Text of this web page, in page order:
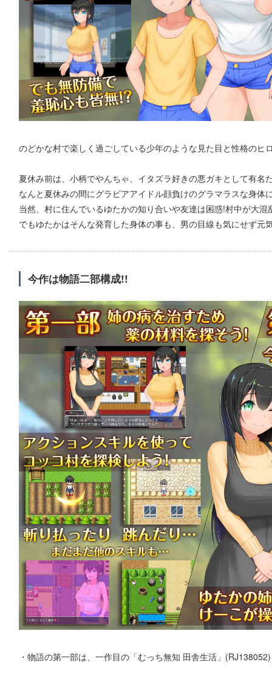
のどかな村で楽しく過ごしている少年のような見た目と性格のヒ
夏休み前は、小柄でやんちゃ、イタズラ好きの悪ガキとして有
なんと夏休みの間にグラビアアイドル顔負けのグラマラスな身体
当然、村に住んでいるゆたかの知り合いや友達は困惑!村中が大混
でもゆたかはそんな発育した身体の事も、男の目線も気にせず元
今作は物語二部構成!!
・物語の第一部は、一作目の「むっち無知 田舎生活」